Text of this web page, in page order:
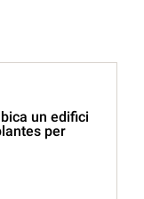
un edifici
per